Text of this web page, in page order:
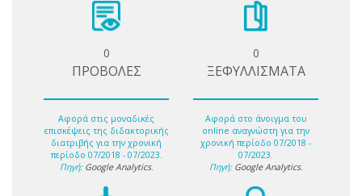
0
ΠΡΟΒΟΛΕΣ
Αφορά στις μοναδικές
επισκέψεις της διδακτορικής
διατριβής για την χρονική
περίοδο 07/2018 - 07/2023.
Πηγή: Google Analytics.
0
ΞΕΦΥΛΛΙΣΜΑΤΑ
Αφορά στο άνοιγμα του
online αναγνώστη για την
χρονική περίοδο 07/2018 -
07/2023.
Πηγή: Google Analytics.